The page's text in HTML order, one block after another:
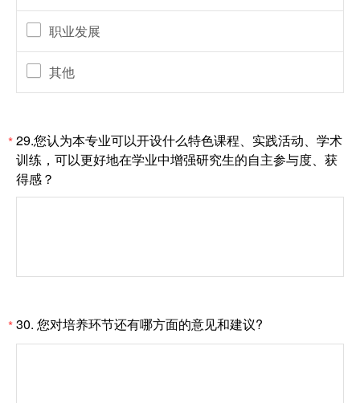
职业发展
其他
*29.您认为本专业可以开设什么特色课程、实践活动、学术
训练，可以更好地在学业中增强研究生的自主参与度、获
得感？
*30. 您对培养环节还有哪方面的意见和建议?